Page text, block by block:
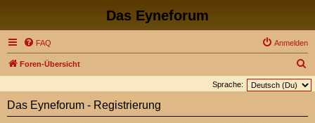
Das Eyneforum
FAQ Anmelden
Foren-Übersicht
u
Sprache:
Das Eyneforum - Registrierung